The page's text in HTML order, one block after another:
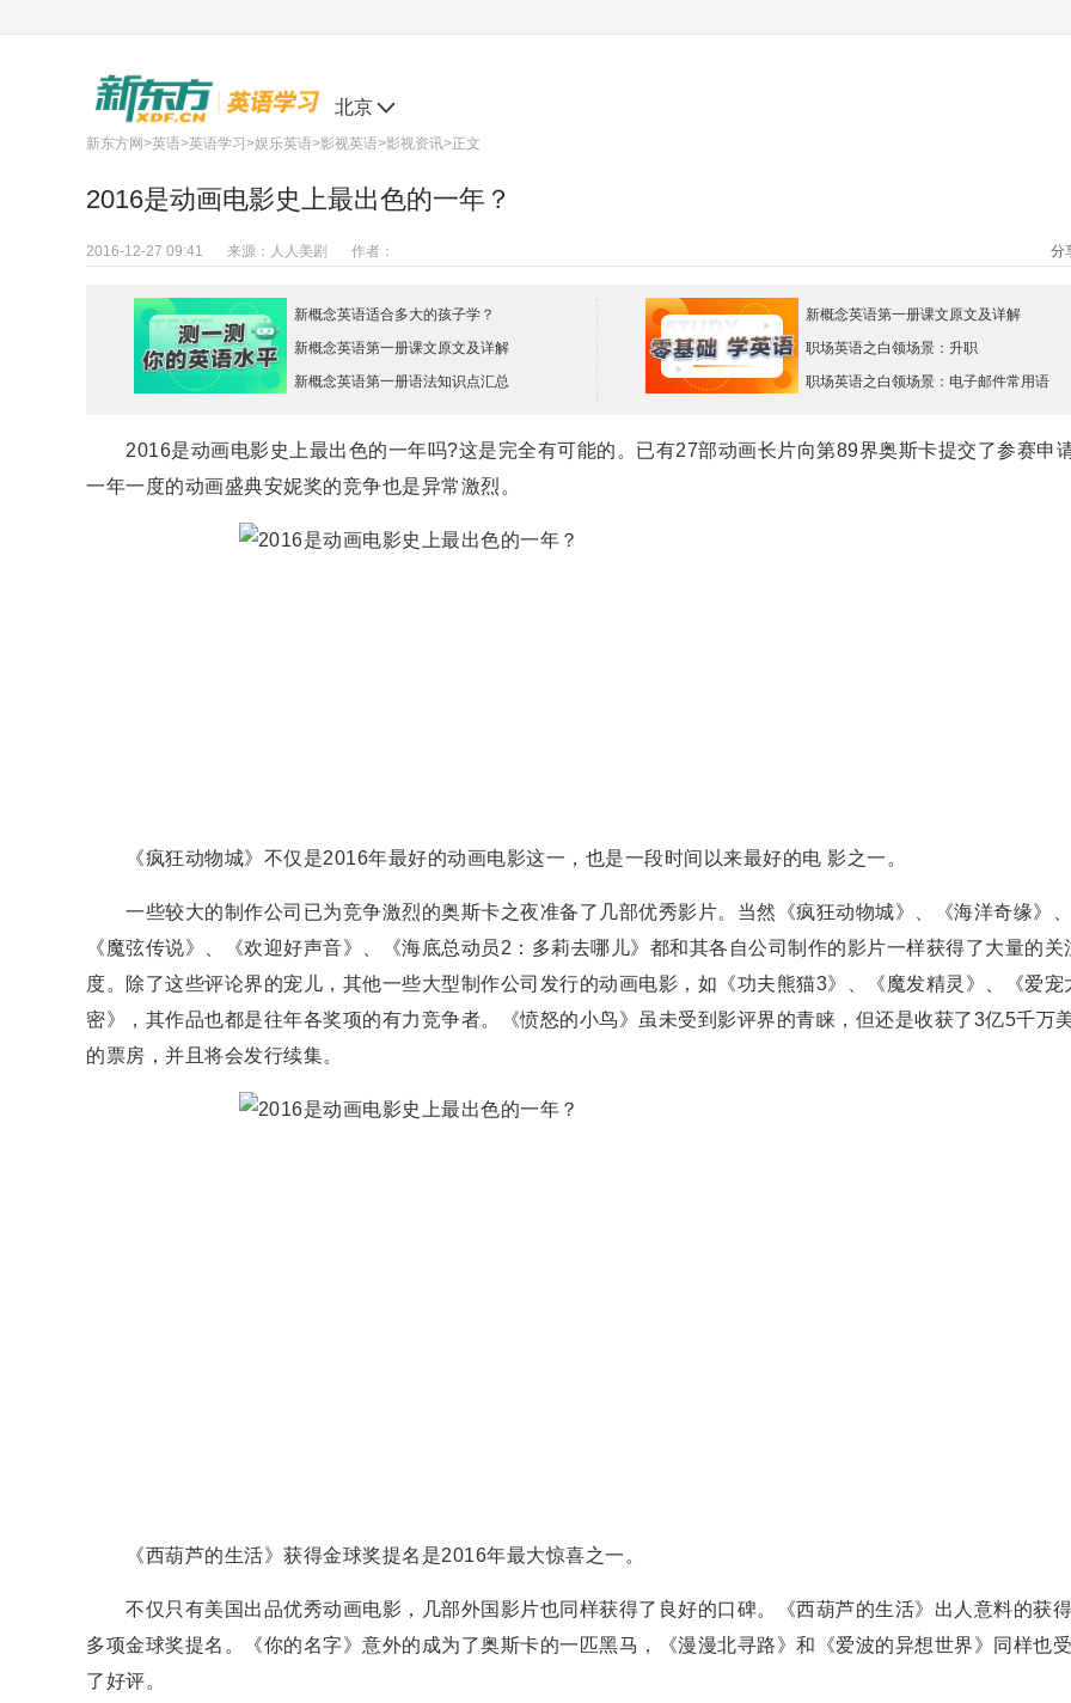
北京
新东方网>英语>英语学习 >娱乐英语>影视英语>影视资讯>正文
2016是动画电影史上最出色的一年？
2016-12-27 09:41 来源： 人人美剧 作者： 分
新概念英语适合多大的孩子学？
新概念英语第一册课文原文及详解
新概念英语第一册语法知识点汇总
新概念英语第一册课文原文及详解
职场英语之白领场景：升职
职场英语之白领场景：电子邮件常用语
2016是动画电影史上最出色的一年吗?这是完全有可能的。已有27部动画长片向第89界奥斯卡提交了参赛申请
一年一度的动画盛典安妮奖的竞争也是异常激烈。
《疯狂动物城》不仅是2016年最好的动画电影这一，也是一段时间以来最好的电 影之一。
一些较大的制作公司已为竞争激烈的奥斯卡之夜准备了几部优秀影片。当然《疯狂动物城》、《海洋奇缘》、
《魔弦传说》、《欢迎好声音》、《海底总动员2：多莉去哪儿》都和其各自公司制作的影片一样获得了大量的关
度。除了这些评论界的宠儿，其他一些大型制作公司发行的动画电影，如《功夫熊猫3》、《魔发精灵》、《爱宠
密》，其作品也都是往年各奖项的有力竞争者。《愤怒的小鸟》虽未受到影评界的青睐，但还是收获了3亿5千万
的票房，并且将会发行续集。
《西葫芦的生活》获得金球奖提名是2016年最大惊喜之一。
不仅只有美国出品优秀动画电影，几部外国影片也同样获得了良好的口碑。《西葫芦的生活》出人意料的获
多项金球奖提名。《你的名字》意外的成为了奥斯卡的一匹黑马，《漫漫北寻路》和《爱波的异想世界》同样也受
了好评。